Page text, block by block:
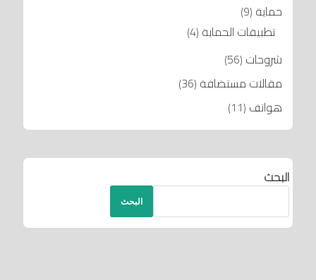
حماية (9)
تطبيقات الحماية (4)
شروحات (56)
مقالات مستضافة (36)
هواتف (11)
البحث
البحث